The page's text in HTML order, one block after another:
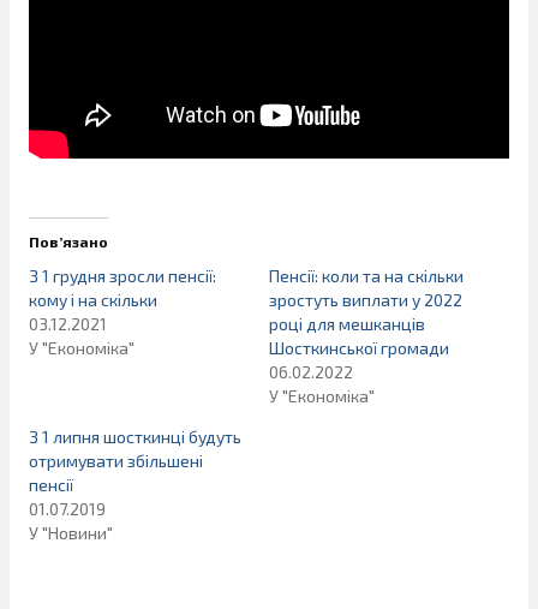
Пов’язано
З 1 грудня зросли пенсії:
кому і на скільки
03.12.2021
У "Економіка"
Пенсії: коли та на скільки
зростуть виплати у 2022
році для мешканців
Шосткинської громади
06.02.2022
У "Економіка"
З 1 липня шосткинці будуть
отримувати збільшені
пенсії
01.07.2019
У "Новини"